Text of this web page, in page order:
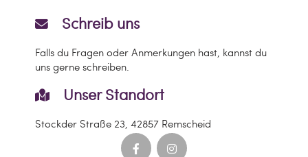
Schreib uns
Falls du Fragen oder Anmerkungen hast, kannst du
uns gerne schreiben.
Unser Standort
Stockder Straße 23, 42857 Remscheid